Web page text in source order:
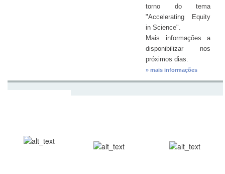
torno do tema
"Accelerating Equity
in Science".
Mais informações a
disponibilizar nos
próximos dias.
» mais informações